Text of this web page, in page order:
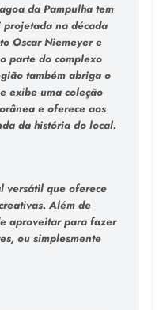
da Pampulha tem
na década
Oscar Niemeyer e
parte do complexo
também abriga o
exibe uma coleção
e oferece aos
da história do local.
versátil que oferece
Além de
aproveitar para fazer
ou simplesmente